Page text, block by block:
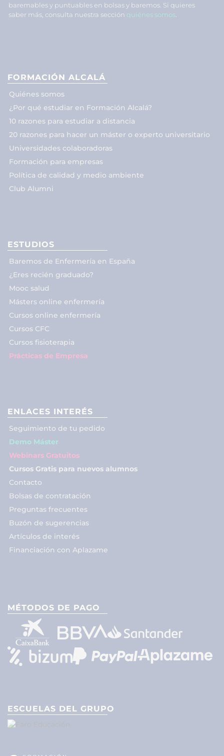
baremables y puntuables en bolsas y baremos. Si quieres
saber más, consulta nuestra sección quiénes somos
FORMACIÓN ALCALÁ
Quiénes somos
¿Por qué estudiar en Formación Alcalá?
10 razones para estudiar a distancia
20 razones para hacer un máster o experto universitario
Universidades colaboradoras
Formación para empresas
Política de calidad y medio ambiente
Club Alumni
ESTUDIOS
Baremos de Enfermería en España
¿Eres recién graduado?
Mooc salud
Másters online enfermería
Cursos online enfermería
Cursos CFC
Cursos fisioterapia
Prácticas de Empresa
ENLACES INTERÉS
Seguimiento de tu pedido
Demo Máster
Webinars Gratuitos
Cursos Gratis para nuevos alumnos
Contacto
Bolsas de contratación
Preguntas frecuentes
Buzón de sugerencias
Artículos de interés
Financiación con Aplazame
MÉTODOS DE PAGO
ESCUELAS DEL GRUPO